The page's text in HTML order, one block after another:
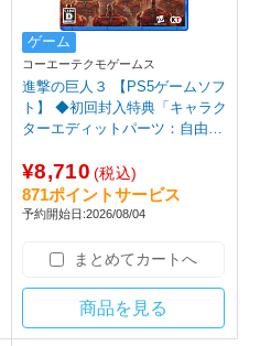
ゲーム
コーエーテクモゲームス
進撃の巨人３ 【PS5ゲームソフ
ト】 ◆初回封入特典「キャラク
ターエディットパーツ：自由の
¥8,710 (税込)
871ポイントサービス
予約開始日:2026/08/04
まとめてカートへ
商品を見る